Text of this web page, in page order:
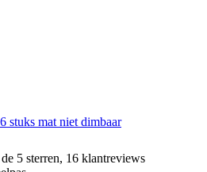
stuks mat niet dimbaar
5 sterren, 16 klantreviews